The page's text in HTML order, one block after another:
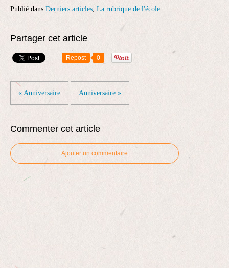
Publié dans Derniers articles, La rubrique de l'école
Partager cet article
Repost 0
« Anniversaire Anniversaire »
Commenter cet article
Ajouter un commentaire